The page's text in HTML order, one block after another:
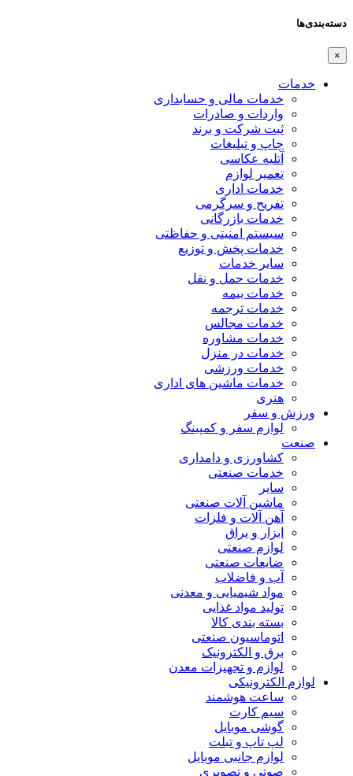
دسته‌بندی‌ها
×
خدمات
خدمات مالی و حسابداری
واردات و صادرات
ثبت شرکت و برند
چاپ و تبلیغات
آتلیه عکاسی
تعمیر لوازم
خدمات اداری
تفریح و سرگرمی
خدمات بازرگانی
سیستم امنیتی و حفاظتی
خدمات پخش و توزیع
سایر خدمات
خدمات حمل و نقل
خدمات بیمه
خدمات ترجمه
خدمات مجالس
خدمات مشاوره
خدمات در منزل
خدمات ورزشی
خدمات ماشین های اداری
هنری
ورزش و سفر
لوازم سفر و کمپینگ
صنعت
کشاورزی و دامداری
خدمات صنعتی
سایر
ماشین آلات صنعتی
آهن آلات و فلزات
ابزار و یراق
لوازم صنعتی
ضایعات صنعتی
آب و فاضلاب
مواد شیمیایی و معدنی
تولید مواد غذایی
بسته بندی کالا
اتوماسیون صنعتی
برق و الکترونیک
لوازم و تجهیزات معدن
لوازم الکترونیکی
ساعت هوشمند
سیم کارت
گوشی موبایل
لپ تاپ و تبلت
لوازم جانبی موبایل
صوتی و تصویری